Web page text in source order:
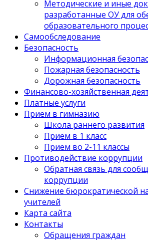
Методические и иные
разработанные ОУ для
образовательного
Самообследование
Безопасность
Информационная
Пожарная безопасность
Дорожная безопасность
Финансово-хозяйственная
Платные услуги
Прием в гимназию
Школа раннего развития
Прием в 1 класс
Прием во 2-11 классы
Противодействие коррупции
Обратная связь для
коррупции
Снижение бюрократической
учителей
Карта сайта
Контакты
Обращения граждан